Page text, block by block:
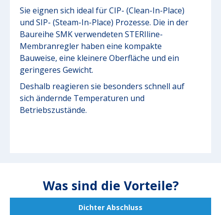
Sie eignen sich ideal für CIP- (Clean-In-Place)
und SIP- (Steam-In-Place) Prozesse. Die in der
Baureihe SMK verwendeten STERIline-
Membranregler haben eine kompakte
Bauweise, eine kleinere Oberfläche und ein
geringeres Gewicht.
Deshalb reagieren sie besonders schnell auf
sich ändernde Temperaturen und
Betriebszustände.
Was sind die Vorteile?
Dichter Abschluss